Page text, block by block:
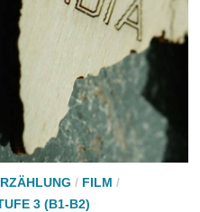
/ FILM /
3 (B1-B2)